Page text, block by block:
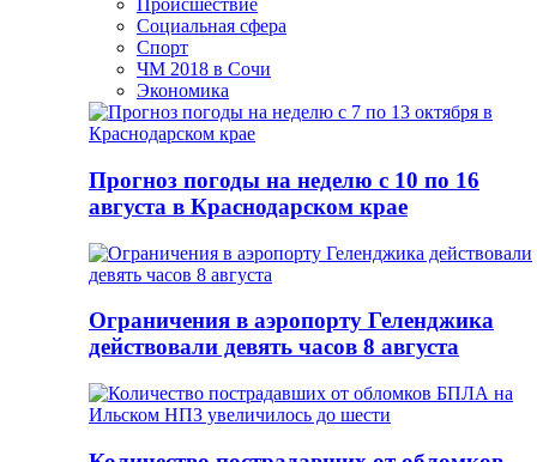
Происшествие
Социальная сфера
Спорт
ЧМ 2018 в Сочи
Экономика
Прогноз погоды на неделю с 10 по 16
августа в Краснодарском крае
Ограничения в аэропорту Геленджика
действовали девять часов 8 августа